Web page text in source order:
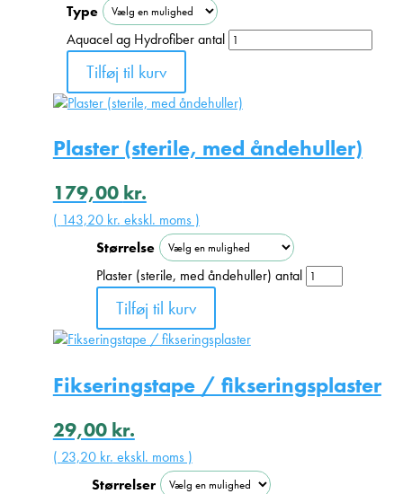
Type
Aquacel ag Hydrofiber antal
Tilføj til kurv
Plaster (sterile, med åndehuller)
179,00 kr.
( 143,20 kr. ekskl. moms )
Størrelse
Plaster (sterile, med åndehuller) antal
Tilføj til kurv
Fikseringstape / fikseringsplaster
29,00 kr.
( 23,20 kr. ekskl. moms )
Størrelser